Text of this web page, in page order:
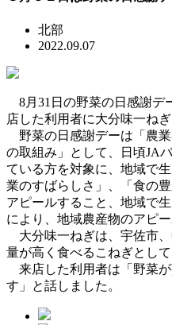
北部
2022.09.07
8月31日の野菜の日感謝デ
店した利用者に大分味一ね
野菜の日感謝デーは「農
の取組み」として、日頃JA
ている方を対象に、地域で
業のすばらしさ」、「食の
アピールすること、地域で
により、地域農産物のアピ
大分味一ねぎは、宇佐市
量が高く食べるこねぎとし
来店した利用者は「野菜
す」と話しました。